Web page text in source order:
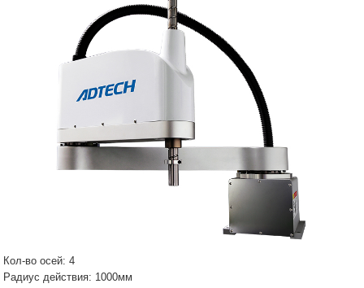
Кол-во осей: 4
Радиус действия: 1000мм